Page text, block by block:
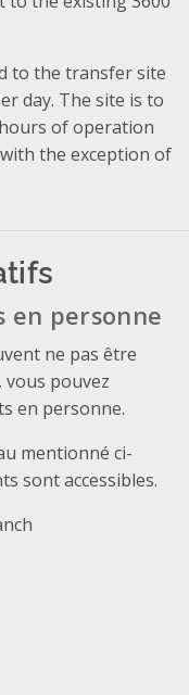
to the transfer site
day. The site is to
of operation
the exception of
en personne
ne pas être
vous pouvez
en personne.
mentionné ci-
sont accessibles.